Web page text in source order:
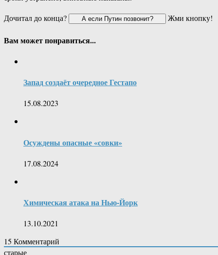
Дочитал до конца?
Жми кнопку!
Вам может понравиться...
Запад создаёт очередное Гестапо
15.08.2023
Осуждены опасные «совки»
17.08.2024
Химическая атака на Нью-Йорк
13.10.2021
15 Комментарий
старые